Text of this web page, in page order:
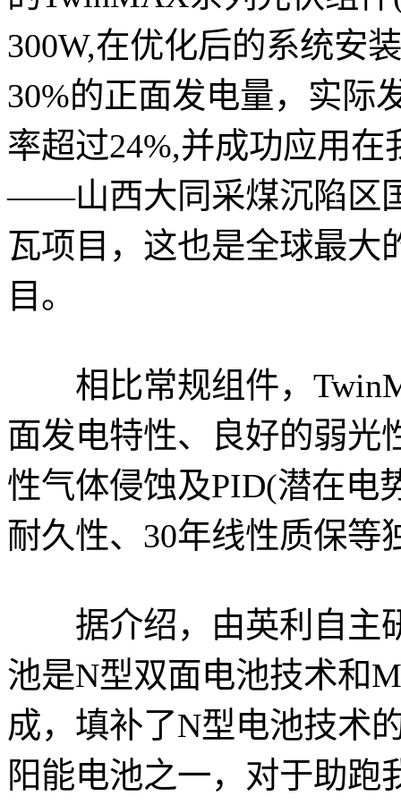
300W,在优化后的系统安
30%的正面发电量，实际
率超过24%,并成功应用
——山西大同采煤沉陷区
瓦项目，这也是全球最大
目。
相比常规组件，
面发电特性、良好的弱光
性气体侵蚀及PID(潜在电
耐久性、30年线性质保等
据介绍，由英利自主研
池是N型双面电池技术和
成，填补了N型电池技术
阳能电池之一，对于助跑